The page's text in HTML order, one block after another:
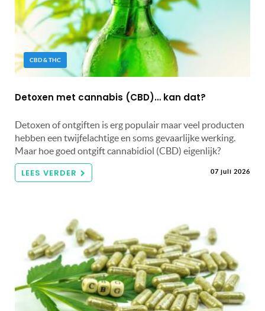
CBD & THC
Detoxen met cannabis (CBD)… kan dat?
Detoxen of ontgiften is erg populair maar veel producten
hebben een twijfelachtige en soms gevaarlijke werking.
Maar hoe goed ontgift cannabidiol (CBD) eigenlijk?
LEES VERDER 07 juli 2026